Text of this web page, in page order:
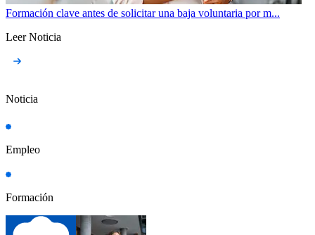
Formación clave antes de solicitar una baja voluntaria por m...
Leer Noticia
Noticia
Empleo
Formación